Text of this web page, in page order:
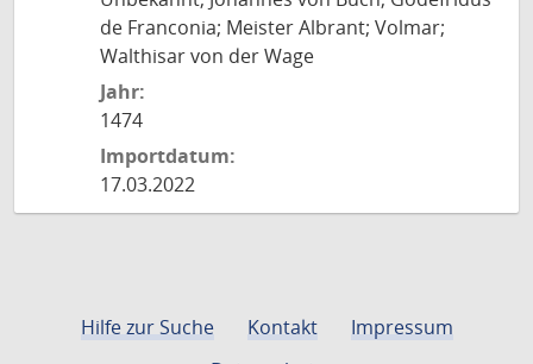
de Franconia; Meister Albrant; Volmar;
Walthisar von der Wage
Jahr:
1474
Importdatum:
17.03.2022
Hilfe zur Suche Kontakt
Impressum